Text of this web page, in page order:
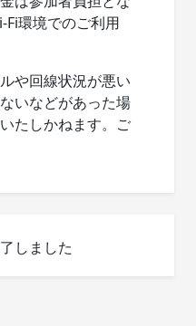
Fi環境でのご利用
や回線状況が悪い
いなどがあった場
たしかねます。ご
しました